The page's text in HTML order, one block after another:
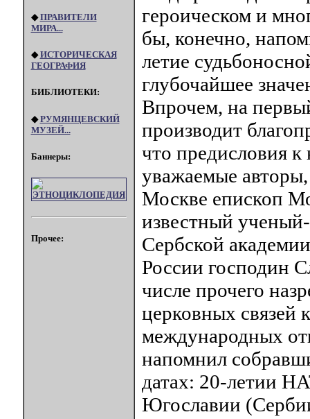
◆ПРАВИТЕЛИ
МИРА...
◆ИСТОРИЧЕСКАЯ
ГЕОГРАФИЯ
БИБЛИОТЕКИ:
◆РУМЯНЦЕВСКИЙ
МУЗЕЙ...
Баннеры:
Прочее:
героическом и
бы, конечно,
летие
глубочайшее
Впрочем, на
производит
что предисловия
уважаемые авторы,
Москве епископ
известный
Сербской
России господин
числе прочего
церковных связей
международных
напомнил
датах: 20-летии
Югославии